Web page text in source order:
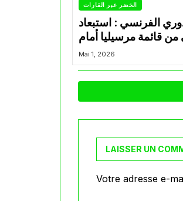
الخضر عبر القارات
الفرنسي : استبعاد
قائمة مرسيليا أمام
نانت
Mai 1, 2026
LAISSER UN
Votre adresse e-